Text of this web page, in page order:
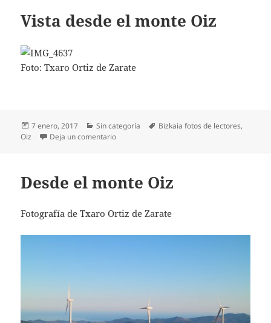
Vista desde el monte Oiz
Foto: Txaro Ortiz de Zarate
Publicado
7 enero, 2017 Categorías
Sin categoría Etiquetas
Bizkaia fotos de lectores,
Oiz
Deja un comentarioen Vista desde el monte Oiz
Desde el monte Oiz
Fotografía de Txaro Ortiz de Zarate